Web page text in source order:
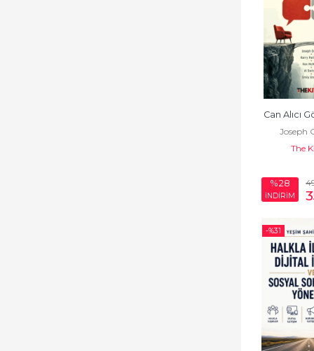
Can Alıcı
Joseph
The
%28
İNDİRİM
-%31